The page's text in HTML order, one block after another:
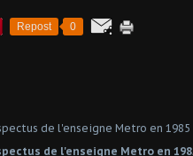
Repost 0
de l'enseigne Metro en